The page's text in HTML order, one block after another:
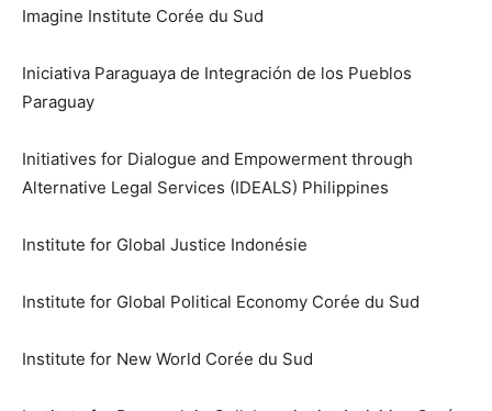
Imagine Institute Corée du Sud
Iniciativa Paraguaya de Integración de los Pueblos
Paraguay
Initiatives for Dialogue and Empowerment through
Alternative Legal Services (IDEALS) Philippines
Institute for Global Justice Indonésie
Institute for Global Political Economy Corée du Sud
Institute for New World Corée du Sud